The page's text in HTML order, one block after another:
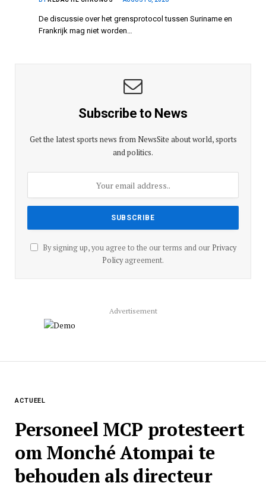
De discussie over het grensprotocol tussen Suriname en
Frankrijk mag niet worden…
Subscribe to News
Get the latest sports news from NewsSite about world, sports
and politics.
By signing up, you agree to the our terms and our Privacy
Policyagreement.
Advertisement
ACTUEEL
Personeel MCP protesteert
om Monché Atompai te
behouden als directeur